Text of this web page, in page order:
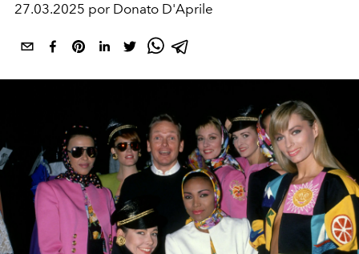
27.03.2025 por Donato D'Aprile